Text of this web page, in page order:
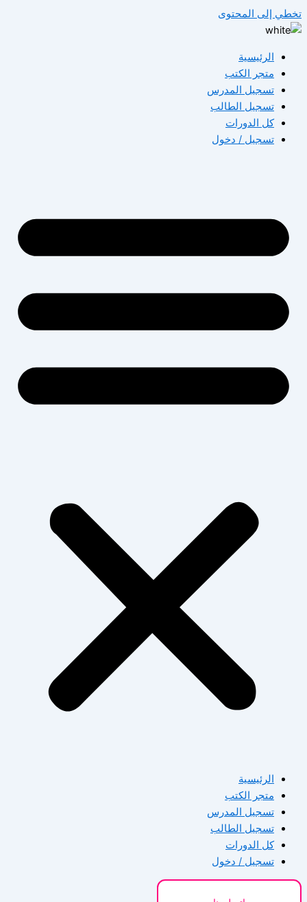
تخطي إلى المحتوى
الرئيسية
متجر الكتب
تسجيل المدرس
تسجيل الطالب
كل الدورات
تسجيل / دخول
الرئيسية
متجر الكتب
تسجيل المدرس
تسجيل الطالب
كل الدورات
تسجيل / دخول